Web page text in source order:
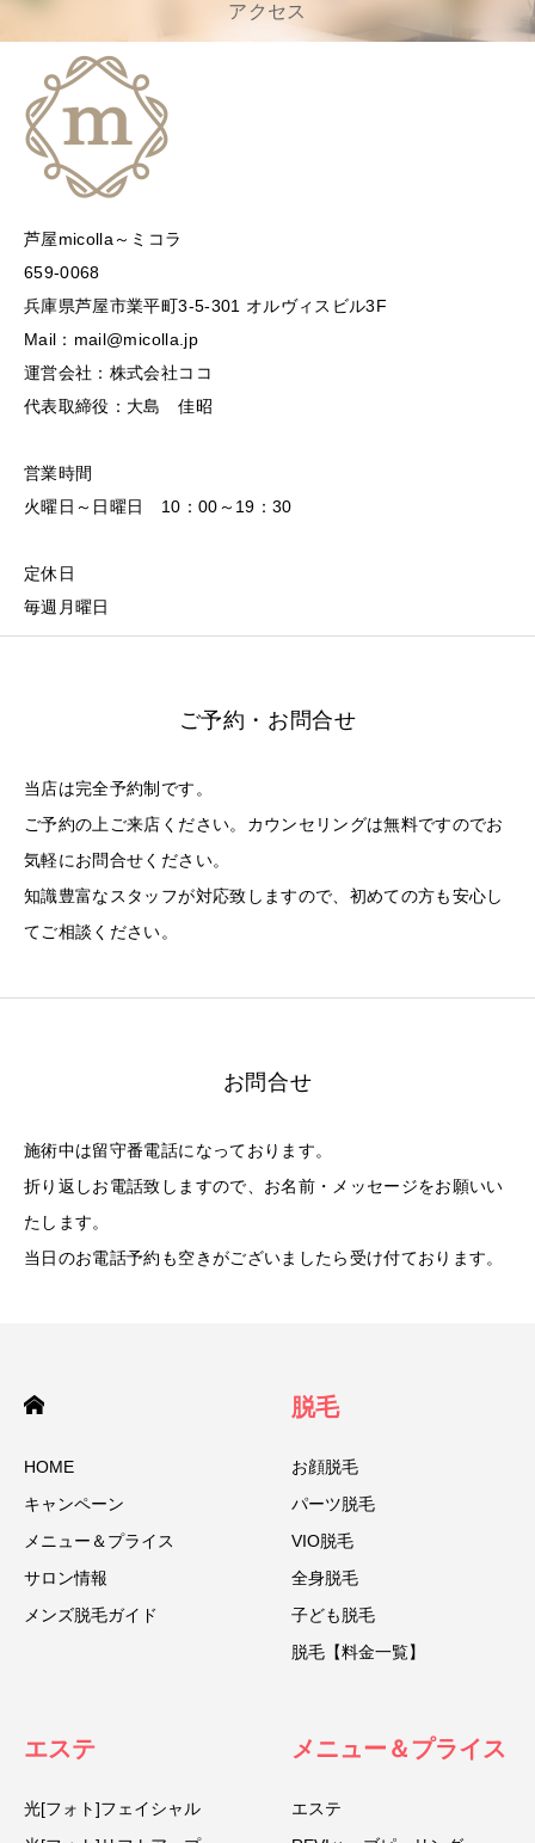
アクセス
芦屋micolla～ミコラ
659-0068
兵庫県芦屋市業平町3-5-301 オルヴィスビル3F
Mail：mail@micolla.jp
運営会社：株式会社ココ
代表取締役：大島 佳昭
営業時間
火曜日～日曜日 10：00～19：30
定休日
毎週月曜日
ご予約・お問合せ
当店は完全予約制です。
ご予約の上ご来店ください。カウンセリングは無料ですのでお
気軽にお問合せください。
知識豊富なスタッフが対応致しますので、初めての方も安心し
てご相談ください。
お問合せ
施術中は留守番電話になっております。
折り返しお電話致しますので、お名前・メッセージをお願いい
たします。
当日のお電話予約も空きがございましたら受け付ております。
HOME
キャンペーン
メニュー＆プライス
サロン情報
メンズ脱毛ガイド
脱毛
お顔脱毛
パーツ脱毛
VIO脱毛
全身脱毛
子ども脱毛
脱毛【料金一覧】
エステ
光[フォト]フェイシャル
メニュー＆プライス
エステ